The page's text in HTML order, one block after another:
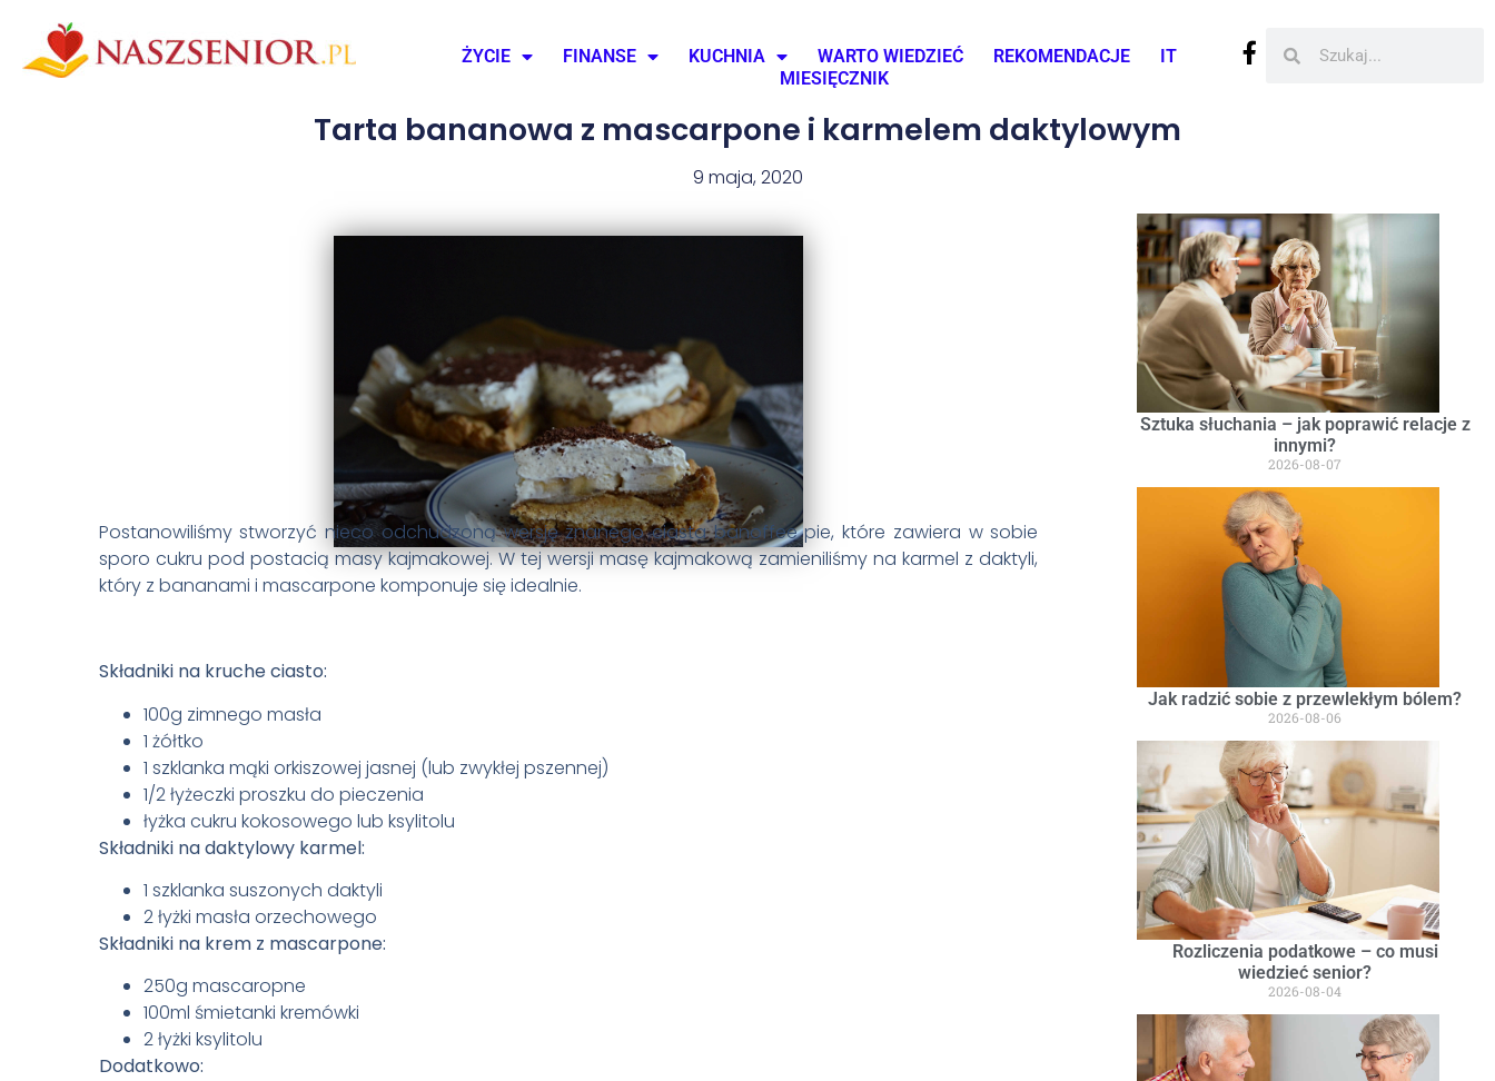
ŻYCIE FINANSE KUCHNIA WARTO WIEDZIEĆ REKOMENDACJE
IT
MIESIĘCZNIK
Tarta bananowa z mascarpone i karmelem daktylowym
9 maja, 2020
Postanowiliśmy stworzyć nieco odchudzoną wersję znanego ciasta banoffee pie, które zawiera w sobie
sporo cukru pod postacią masy kajmakowej. W tej wersji masę kajmakową zamieniliśmy na karmel z daktyli,
który z bananami i mascarpone komponuje się idealnie.
Składniki na kruche ciasto:
100g zimnego masła
1 żółtko
1 szklanka mąki orkiszowej jasnej (lub zwykłej pszennej)
1/2 łyżeczki proszku do pieczenia
łyżka cukru kokosowego lub ksylitolu
Składniki na daktylowy karmel:
1 szklanka suszonych daktyli
2 łyżki masła orzechowego
Składniki na krem z mascarpone:
250g mascaropne
100ml śmietanki kremówki
2 łyżki ksylitolu
Dodatkowo:
Sztuka słuchania – jak poprawić relacje z
innymi?
2026-08-07
Jak radzić sobie z przewlekłym bólem?
2026-08-06
Rozliczenia podatkowe – co musi
wiedzieć senior?
2026-08-04